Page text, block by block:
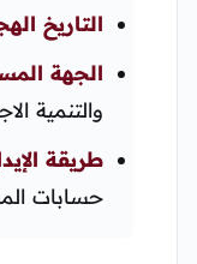
التاريخ
الجهة
والتنمية
طريقة
حسابات